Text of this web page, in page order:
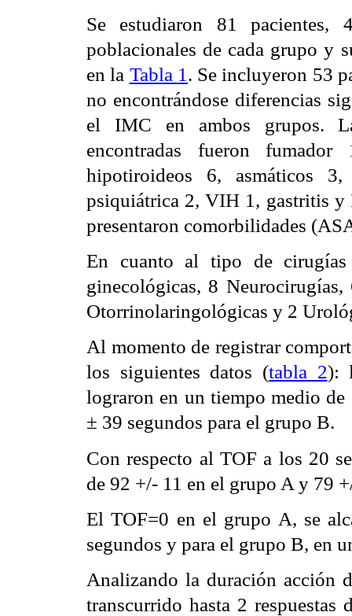
Se estudiaron 81
poblacionales de cada grupo y
en la Tabla 1 . Se incluyeron 53
no encontrándose diferencias
el IMC en ambos grupos.
encontradas fueron
hipotiroideos 6, asmáticos
psiquiátrica 2, VIH 1, gastritis y
presentaron comorbilidades
En cuanto al tipo de cirugías
ginecológicas, 8
Otorrinolaringológicas y 2
Al momento de registrar
los siguientes datos (tabla 2):
lograron en un tiempo medio
± 39 segundos para el grupo B.
Con respecto al TOF a los 20
de 92 +/- 11 en el grupo A y 79
El TOF=0 en el grupo A, se
segundos y para el grupo B, en
Analizando la duración acción
transcurrido hasta 2